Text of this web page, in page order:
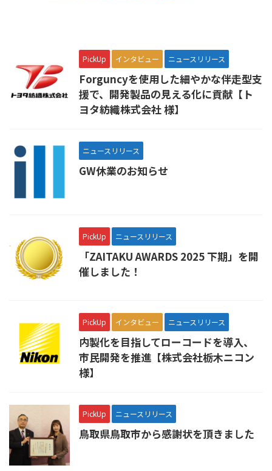
PickUp インタビュー ニュースリリース
Forguncyを使用した細やかな伴走型支
援で、開発製品の見える化に貢献【ト
ヨタ紡織株式会社 様】
ニュースリリース
GW休業のお知らせ
PickUp ニュースリリース
「ZAITAKU AWARDS 2025 下期」を開
催しました！
PickUp インタビュー ニュースリリース
内製化を目指してローコードを導入、
市民開発を推進【株式会社栃木ニコン
様】
PickUp ニュースリリース
鳥取県鳥取市から感謝状を頂きました